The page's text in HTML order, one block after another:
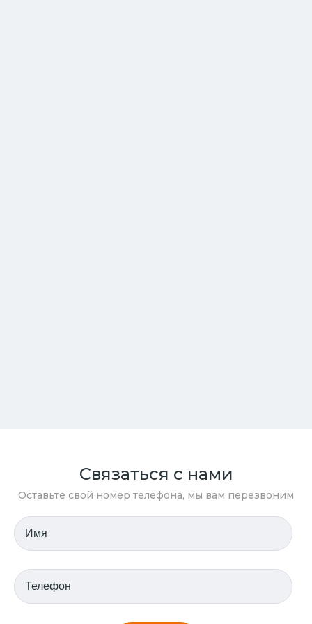
Связаться с нами
Оставьте свой номер телефона, мы вам перезвоним